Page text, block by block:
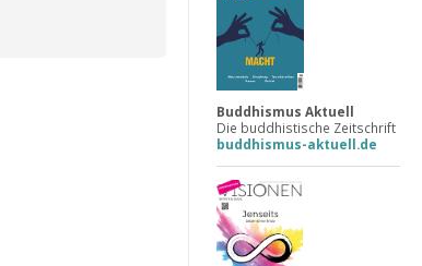
Buddhismus Aktuell
Die buddhistische Zeitschrift
buddhismus-aktuell.de